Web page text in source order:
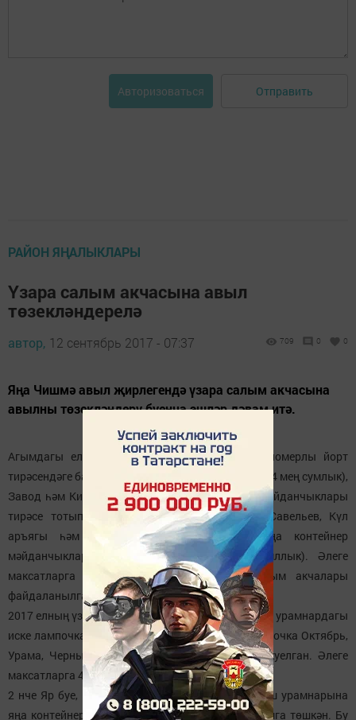
Авторизоваться Отправить
РАЙОН ЯҢАЛЫКЛАРЫ
Үзара салым акчасына авыл
төзекләндерелә
автор, 12 сентябрь 2017 - 07:37 709 0 0
Яңа Чишмә авыл җирлегендә үзара салым акчасына
авылны төзекләндерү буенча эшләр дәвам итә.
Агымдагы елда Ленин урамындагы 26 нчы номерлы йорт
тирәсендәге балалар уен мәйданчыгы төзелгән (94 мең сумлык),
Завод һәм Кирпеч урамнарында балалар уен мәйданчыклары
тирәсе тотып алынган (57 мең сумлык). Ф. Савельев, Күл
аръягы һәм мөселманнар зиратында 3 яңа контейнер
мәйданчыклары пәйда булган (162 мең сумллык). Әлеге
максатларга 2016 елда җыелган үзара салым акчалары
файдаланылган.
2017 елның үзара салым акчаларына бу көннәрдә урамнардагы
иске лампочкаларны сүтү дәвам итә. Яңа 58 лампочка Октябрь,
Урама, Чернышевский, Төзүчеләр урамнарына куелган. Әлеге
максатларга 475 мең сум акча сарыф ителгән.
2 нче Яр буе, Горький, Шмидт, Колхоз һәм Миләш урамнарына
яңа контейнер мәйданчыклары төзү 247 мең сумга төшкән. Бу